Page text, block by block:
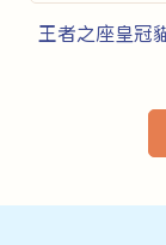
王者之座皇冠